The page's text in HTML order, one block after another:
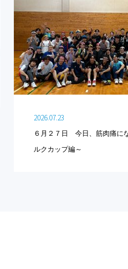
2026.07.23
６月２７日 今日、筋肉痛に
ルクカップ編～